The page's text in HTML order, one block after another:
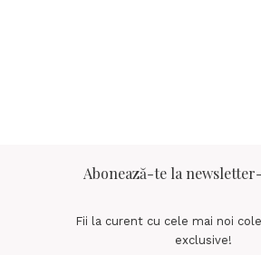
Abonează-te la
Fii la curent cu cele mai noi
exclusive!